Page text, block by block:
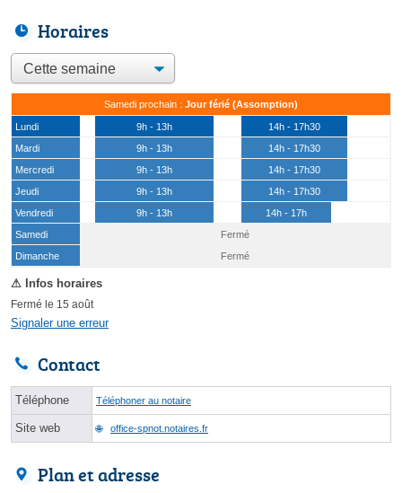
Horaires
Samedi prochain : Jour férié (Assomption)
Lundi 9h - 13h
14h - 17h30
Mardi
9h - 13h
14h - 17h30
Mercredi
9h - 13h
14h - 17h30
Jeudi
9h - 13h
14h - 17h30
Vendredi
9h - 13h
14h - 17h
Samedi
(15 août)
Fermé
Dimanche
Fermé
Fermé le 15 août
Signaler une erreur
Contact
Téléphone Téléphoner au notaire
Site web office-spnot.notaires.fr
Plan et adresse